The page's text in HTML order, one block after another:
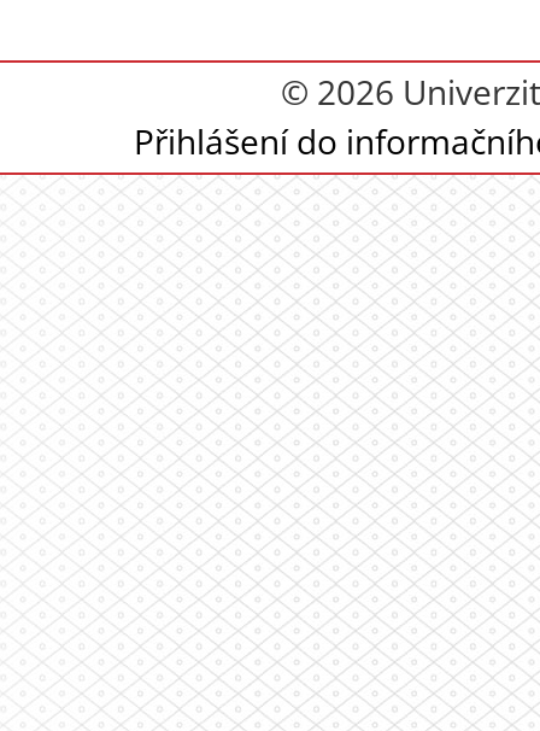
© 2026
Přihlášení do